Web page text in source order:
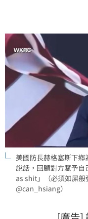
美國防長赫格塞斯下
說話，回顧對方賦予
as shit」（必須如屎
@can_hsiang）